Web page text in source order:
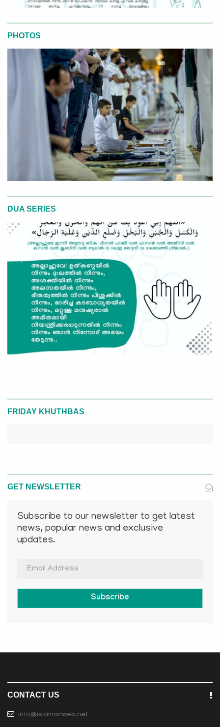
PHOTOS
DUA SERIES
FRIDAY KHUTHBAS
GET NEWSLETTER
Subscribe to our newsletter to get latest
news, popular news and exclusive
updates.
Subscribe
CONTACT US
info@islamonweb.net